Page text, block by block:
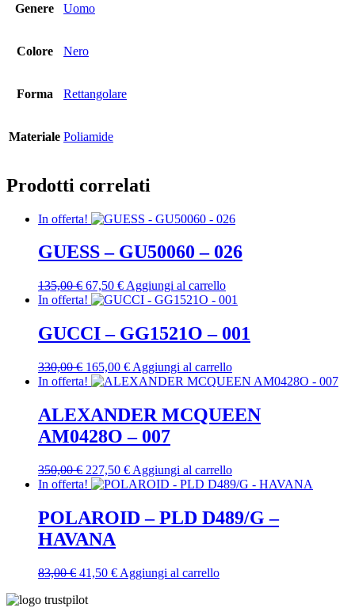
Genere Uomo
Colore Nero
Forma Rettangolare
Materiale Poliamide
Prodotti correlati
In offerta!
GUESS – GU50060 – 026
135,00€ Il
prezzo
era:
135,00 €.
67,50 €Il
prezzo
è:
67,50 €.
Aggiungi al carrello
In offerta!
GUCCI – GG1521O – 001
330,00€ Il
prezzo
era:
330,00 €.
165,00 €Il
prezzo
è:
165,00 €.
Aggiungi al carrello
In offerta!
ALEXANDER MCQUEEN
AM0428O – 007
350,00€ Il
prezzo
era:
350,00 €.
227,50 €Il
prezzo
è:
227,50 €.
Aggiungi al carrello
In offerta!
POLAROID – PLD D489/G –
HAVANA
83,00€ Il
originale
41,50 €IlAggiungi al carrello